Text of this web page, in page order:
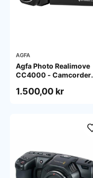
AGFA
Agfa Photo Realimove
CC4000 - Camcorder
1.500,00 kr